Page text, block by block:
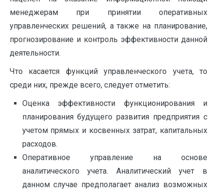
менеджерам при принятии оперативных
управленческих решений, а также на планирование,
прогнозирование и контроль эффективности данной
деятельности.
Что касается функций управленческого учета, то
среди них, прежде всего, следует отметить:
Оценка эффективности функционирования и
планирования будущего развития предприятия с
учетом прямых и косвенных затрат, капитальных
расходов.
Оперативное управление на основе
аналитического учета. Аналитический учет в
данном случае предполагает анализ возможных